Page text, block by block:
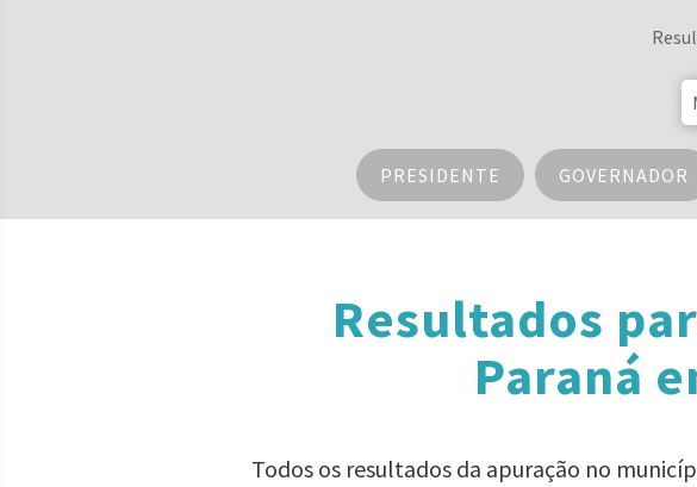
PRESIDENTE GOVERNADOR
Resultados
Paraná
Todos os resultados da apuração no